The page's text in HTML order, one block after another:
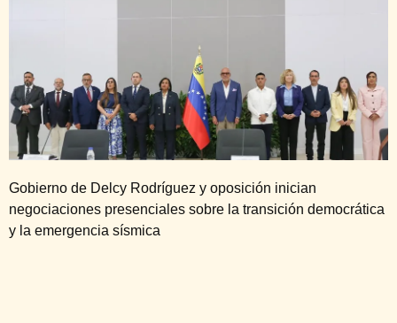
Gobierno de Delcy Rodríguez y oposición inician
negociaciones presenciales sobre la transición democrática
y la emergencia sísmica